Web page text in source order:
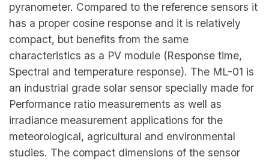
pyranometer. Compared to the reference sensors it
has a proper cosine response and it is relatively
compact, but benefits from the same
characteristics as a PV module (Response time,
Spectral and temperature response). The ML-01 is
an industrial grade solar sensor specially made for
Performance ratio measurements as well as
irradiance measurement applications for the
meteorological, agricultural and environmental
studies. The compact dimensions of the sensor